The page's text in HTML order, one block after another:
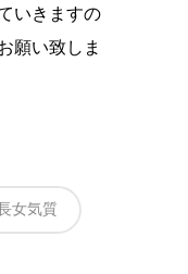
いきますの
願い致しま
女気質